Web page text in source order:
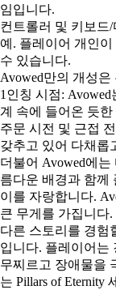
임입니다.
컨트롤러 및 키보드
예. 플레이어 개인
수 있습니다.
Avowed만의 개성은
1인칭 시점:
계 속에 들어온 듯
주문 시전 및 근접
갖추고 있어 다채롭
더불어 Avowed에
름다운 배경과 함께
이를 자랑합니다.
큰 무게를 가집니다
다른 스토리를 경험
입니다. 플레이어는
무찌르고 장애물을
는 Pillars of Eternity